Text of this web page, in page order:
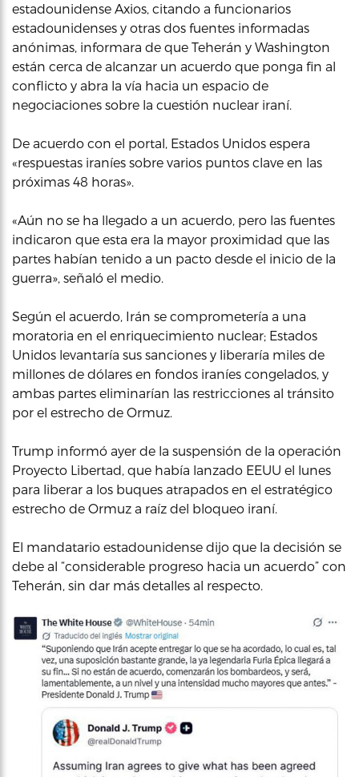
estadounidense Axios, citando a funcionarios
estadounidenses y otras dos fuentes informadas
anónimas, informara de que Teherán y Washington
están cerca de alcanzar un acuerdo que ponga fin al
conflicto y abra la vía hacia un espacio de
negociaciones sobre la cuestión nuclear iraní.
De acuerdo con el portal, Estados Unidos espera
«respuestas iraníes sobre varios puntos clave en las
próximas 48 horas».
«Aún no se ha llegado a un acuerdo, pero las fuentes
indicaron que esta era la mayor proximidad que las
partes habían tenido a un pacto desde el inicio de la
guerra», señaló el medio.
Según el acuerdo, Irán se comprometería a una
moratoria en el enriquecimiento nuclear; Estados
Unidos levantaría sus sanciones y liberaría miles de
millones de dólares en fondos iraníes congelados, y
ambas partes eliminarían las restricciones al tránsito
por el estrecho de Ormuz.
Trump informó ayer de la suspensión de la operación
Proyecto Libertad, que había lanzado EEUU el lunes
para liberar a los buques atrapados en el estratégico
estrecho de Ormuz a raíz del bloqueo iraní.
El mandatario estadounidense dijo que la decisión se
debe al “considerable progreso hacia un acuerdo” con
Teherán, sin dar más detalles al respecto.